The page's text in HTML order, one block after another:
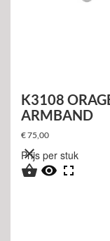
K3108
ARMBAND
€ 75,00
Prijs per stuk
  
